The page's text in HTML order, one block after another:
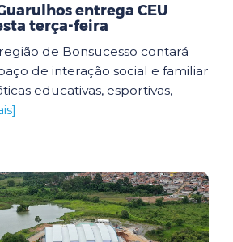
entrega CEU
terça-feira
de Bonsucesso contará
de interação social e familiar
educativas, esportivas,